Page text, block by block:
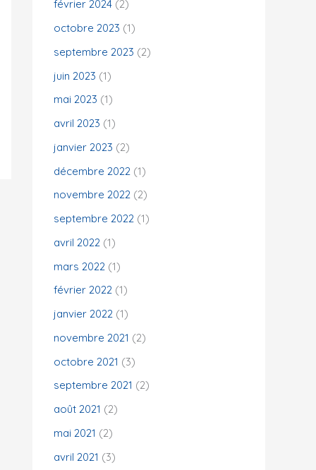
février 2024 (2)
octobre 2023 (1)
septembre 2023 (2)
juin 2023 (1)
mai 2023 (1)
avril 2023 (1)
janvier 2023 (2)
décembre 2022 (1)
novembre 2022 (2)
septembre 2022 (1)
avril 2022 (1)
mars 2022 (1)
février 2022 (1)
janvier 2022 (1)
novembre 2021 (2)
octobre 2021 (3)
septembre 2021 (2)
août 2021 (2)
mai 2021 (2)
avril 2021 (3)